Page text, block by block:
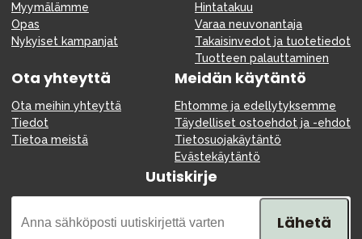
Myymälämme
Opas
Nykyiset kampanjat
Hintatakuu
Varaa neuvonantaja
Takaisinvedot ja tuotetiedot
Tuotteen palauttaminen
Ota yhteyttä
Ota meihin yhteyttä
Tiedot
Tietoa meistä
Meidän käytäntö
Ehtomme ja edellytyksemme
Täydelliset ostoehdot ja -ehdot
Tietosuojakäytäntö
Evästekäytäntö
Uutiskirje
Lähetä